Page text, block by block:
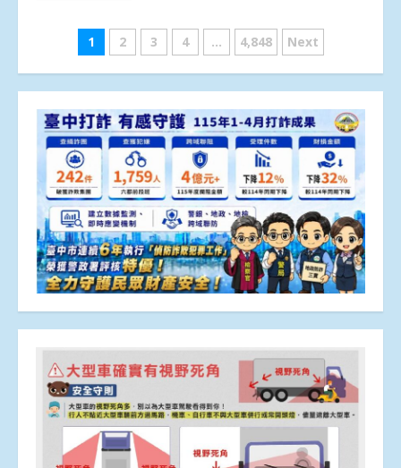
文
章
分
頁
1 2 3 4 ... 4,848 Next